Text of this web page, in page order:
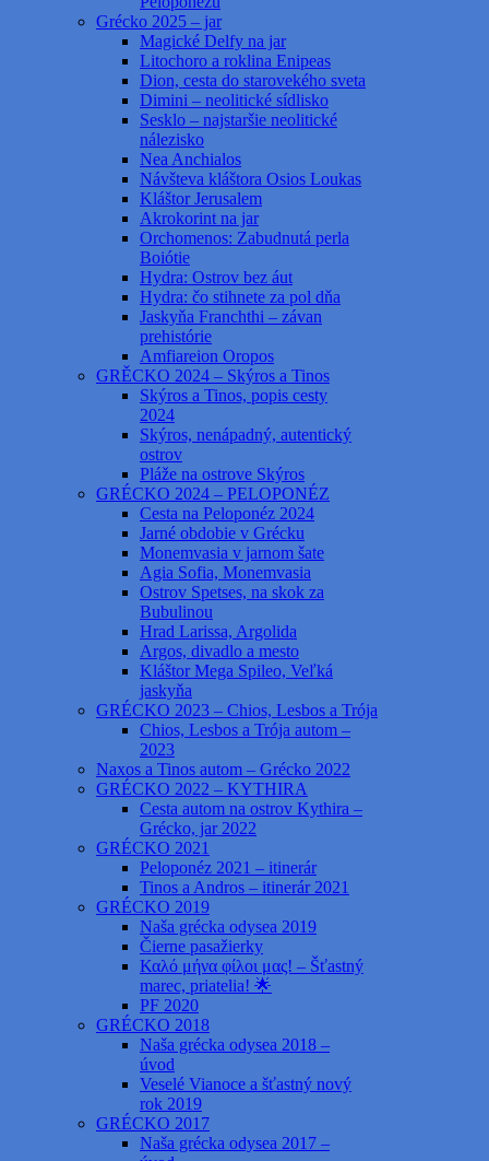
Grécko 2025 – jar
Magické Delfy na jar
Litochoro a roklina Enipeas
Dion, cesta do starovekého sveta
Dimini – neolitické sídlisko
Sesklo – najstaršie neolitické
nálezisko
Nea Anchialos
Návšteva kláštora Osios Loukas
Kláštor Jerusalem
Akrokorint na jar
Orchomenos: Zabudnutá perla
Boiótie
Hydra: Ostrov bez áut
Hydra: čo stihnete za pol dňa
Jaskyňa Franchthi – závan
prehistórie
Amfiareion Oropos
GRĚCKO 2024 – Skýros a Tinos
Skýros a Tinos, popis cesty
2024
Skýros, nenápadný, autentický
ostrov
Pláže na ostrove Skýros
GRÉCKO 2024 – PELOPONÉZ
Cesta na Peloponéz 2024
Jarné obdobie v Grécku
Monemvasia v jarnom šate
Agia Sofia, Monemvasia
Ostrov Spetses, na skok za
Bubulinou
Hrad Larissa, Argolida
Argos, divadlo a mesto
Kláštor Mega Spileo, Veľká
jaskyňa
GRÉCKO 2023 – Chios, Lesbos a Trója
Chios, Lesbos a Trója autom –
2023
Naxos a Tinos autom – Grécko 2022
GRÉCKO 2022 – KYTHIRA
Cesta autom na ostrov Kythira –
Grécko, jar 2022
GRÉCKO 2021
Peloponéz 2021 – itinerár
Tinos a Andros – itinerár 2021
GRÉCKO 2019
Naša grécka odysea 2019
Čierne pasažierky
Καλό μήνα φίλοι μας! – Šťastný
marec, priatelia! 🌟
PF 2020
GRÉCKO 2018
Naša grécka odysea 2018 –
úvod
Veselé Vianoce a šťastný nový
rok 2019
GRÉCKO 2017
Naša grécka odysea 2017 –